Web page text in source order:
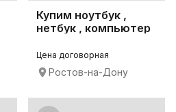
Купим ноутбук ,
нетбук , компьютер
Цена договорная
Ростов-на-Дону